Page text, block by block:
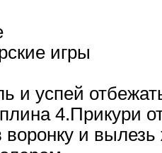
игры
и успей
4.Прикури
воронку и